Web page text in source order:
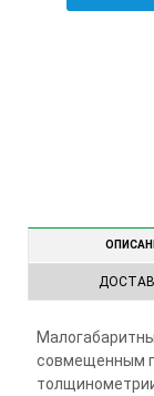
совмещенным